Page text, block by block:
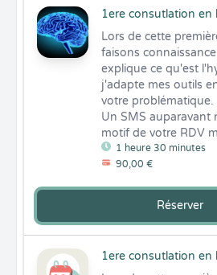
1ere consutlation en
1 heure 30 minutes
90,00 €
Lors de cette
faisons
explique ce qu'est
j'adapte mes outils
votre problématique.
Un SMS auparavant
motif de votre RDV
Réserver
1ere consutlation en